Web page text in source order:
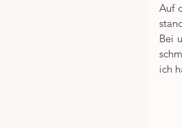
Auf
Bei
ich